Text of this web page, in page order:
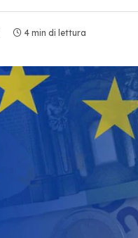
4 min di lettura